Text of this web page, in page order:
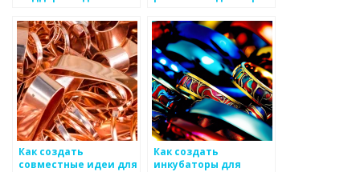
конструктивной
работы с
металлоизделиями
продвижения
металоизделий
Как создать
совместные идеи для
Как создать
инкубаторы для